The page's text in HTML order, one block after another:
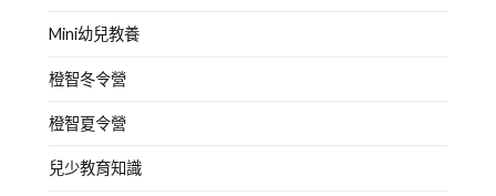
Mini幼兒教養
橙智冬令營
橙智夏令營
兒少教育知識